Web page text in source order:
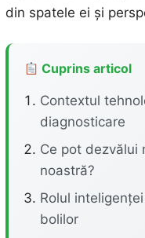
din spatele ei și
Cuprins articol
Contextul
diagnosticare
Ce pot dezvălui
noastră?
Rolul
bolilor